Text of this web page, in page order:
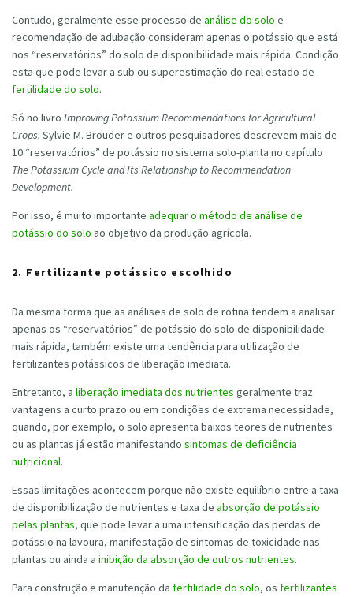
Contudo, geralmente esse processo de análise do solo e
recomendação de adubação consideram apenas o potássio que está
nos “reservatórios” do solo de disponibilidade mais rápida. Condição
esta que pode levar a sub ou superestimação do real estado de
fertilidade do solo.
Só no livro Improving Potassium Recommendations for Agricultural
Crops, Sylvie M. Brouder e outros pesquisadores descrevem mais de
10 “reservatórios” de potássio no sistema solo-planta no capítulo
The Potassium Cycle and Its Relationship to Recommendation
Development.
Por isso, é muito importante adequar o método de análise de
potássio do solo ao objetivo da produção agrícola.
2. Fertilizante potássico escolhido
Da mesma forma que as análises de solo de rotina tendem a analisar
apenas os “reservatórios” de potássio do solo de disponibilidade
mais rápida, também existe uma tendência para utilização de
fertilizantes potássicos de liberação imediata.
Entretanto, a liberação imediata dos nutrientes geralmente traz
vantagens a curto prazo ou em condições de extrema necessidade,
quando, por exemplo, o solo apresenta baixos teores de nutrientes
ou as plantas já estão manifestando sintomas de deficiência
nutricional.
Essas limitações acontecem porque não existe equilíbrio entre a taxa
de disponibilização de nutrientes e taxa de absorção de potássio
pelas plantas, que pode levar a uma intensificação das perdas de
potássio na lavoura, manifestação de sintomas de toxicidade nas
plantas ou ainda a inibição da absorção de outros nutrientes.
Para construção e manutenção da fertilidade do solo, os fertilizantes